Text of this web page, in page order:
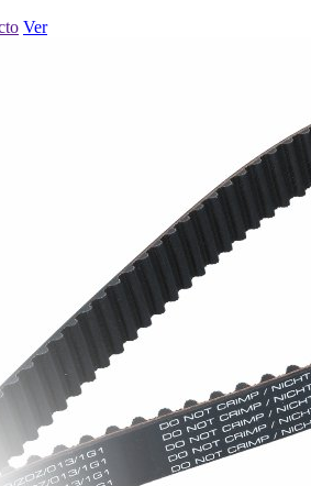
Ver